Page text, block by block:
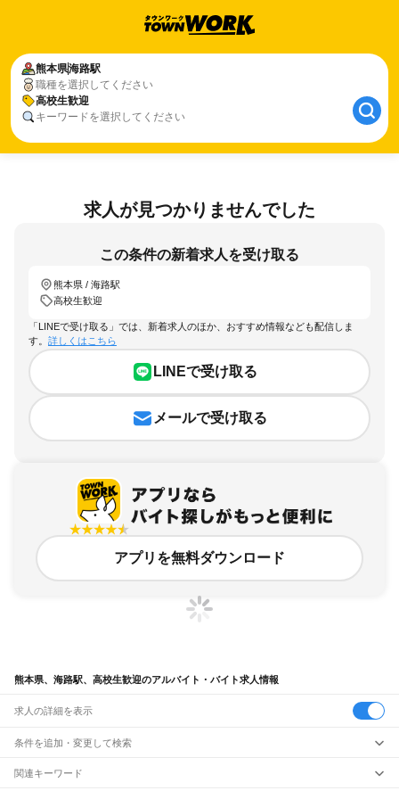
熊本県海路駅
職種を選択してください
高校生歓迎
キーワードを選択してください
求人が見つかりませんでした
この条件の新着求人を受け取る
熊本県 / 海路駅
高校生歓迎
「LINEで受け取る」では、新着求人のほか、おすすめ情報なども配信しま
す。 詳しくはこちら
LINEで受け取る
メールで受け取る
アプリを無料ダウンロード
熊本県、海路駅、高校生歓迎のアルバイト・バイト求人情報
求人の詳細を表示
条件を追加・変更して検索
市区町村を追加・変更
関連キーワード